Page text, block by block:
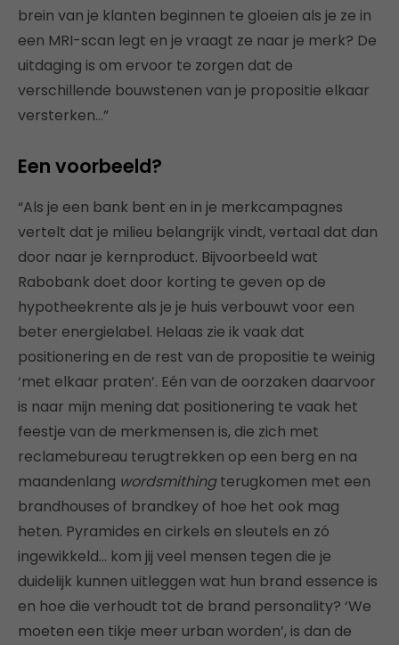
brein van je klanten beginnen te gloeien als je ze in
een MRI-scan legt en je vraagt ze naar je merk? De
uitdaging is om ervoor te zorgen dat de
verschillende bouwstenen van je propositie elkaar
versterken…”
Een voorbeeld?
“Als je een bank bent en in je merkcampagnes
vertelt dat je milieu belangrijk vindt, vertaal dat dan
door naar je kernproduct. Bijvoorbeeld wat
Rabobank doet door korting te geven op de
hypotheekrente als je je huis verbouwt voor een
beter energielabel. Helaas zie ik vaak dat
positionering en de rest van de propositie te weinig
‘met elkaar praten’. Eén van de oorzaken daarvoor
is naar mijn mening dat positionering te vaak het
feestje van de merkmensen is, die zich met
reclamebureau terugtrekken op een berg en na
maandenlang wordsmithingterugkomen met een
brandhouses of brandkey of hoe het ook mag
heten. Pyramides en cirkels en sleutels en zó
ingewikkeld… kom jij veel mensen tegen die je
duidelijk kunnen uitleggen wat hun brand essence is
en hoe die verhoudt tot de brand personality? ‘We
moeten een tikje meer urban worden’, is dan de